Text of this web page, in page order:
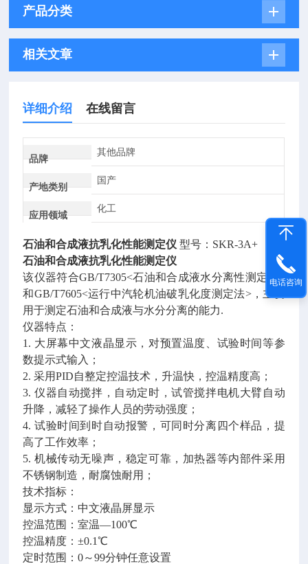
产品分类
相关文章
详细介绍 在线留言
品牌
其他品牌
产地类别
国产
应用领域
化工
石油和合成液抗乳化性能测定仪 型号：SKR-3A+
石油和合成液抗乳化性能测定仪
该仪器符合GB/T7305<石油和合成液水分离性测定法>
和GB/T7605<运行中汽轮机油破乳化度测定法>，主要
用于测定石油和合成液与水分分离的能力.
仪器特点：
1. 大屏幕中文液晶显示，对预置温度、试验时间等参
数提示式输入；
2. 采用PID自整定控温技术，升温快，控温精度高；
3. 仪器自动搅拌，自动定时，试管搅拌电机大臂自动
升降，减轻了操作人员的劳动强度；
4. 试验时间到时自动报警，可同时分离四个样品，提
高了工作效率；
5. 机械传动无噪声，稳定可靠，加热器等内部件采用
不锈钢制造，耐腐蚀耐用；
技术指标：
显示方式：中文液晶屏显示
控温范围：室温—100℃
控温精度：±0.1℃
定时范围：0～99分钟任意设置
电话咨询